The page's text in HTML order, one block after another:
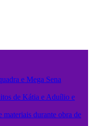
e Mega Sena
de Kátia e Aduílio e
materiais durante obra de